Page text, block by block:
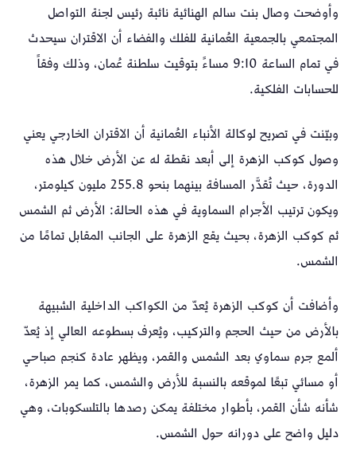
وأوضحت وصال بنت سالم الهنائية نائبة رئيس لجنة التواصل
المجتمعي بالجمعية العُمانية للفلك والفضاء أن الاقتران سيحدث
في تمام الساعة 9:10 مساءً بتوقيت سلطنة عُمان، وذلك وفقاً
للحسابات الفلكية.
وبيّنت في تصريح لوكالة الأنباء العُمانية أن الاقتران الخارجي يعني
وصول كوكب الزهرة إلى أبعد نقطة له عن الأرض خلال هذه
الدورة، حيث تُقدَّر المسافة بينهما بنحو 255.8 مليون كيلومتر،
ويكون ترتيب الأجرام السماوية في هذه الحالة: الأرض ثم الشمس
ثم كوكب الزهرة، بحيث يقع الزهرة على الجانب المقابل تمامًا من
الشمس.
وأضافت أن كوكب الزهرة يُعدّ من الكواكب الداخلية الشبيهة
بالأرض من حيث الحجم والتركيب، ويُعرف بسطوعه العالي إذ يُعدّ
ألمع جرم سماوي بعد الشمس والقمر، ويظهر عادة كنجم صباحي
أو مسائي تبعًا لموقعه بالنسبة للأرض والشمس، كما يمر الزهرة،
شأنه شأن القمر، بأطوار مختلفة يمكن رصدها بالتلسكوبات، وهي
دليل واضح على دورانه حول الشمس.